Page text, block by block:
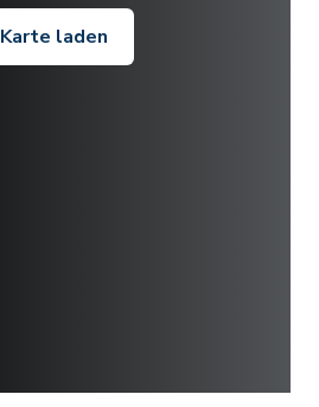
Karte laden